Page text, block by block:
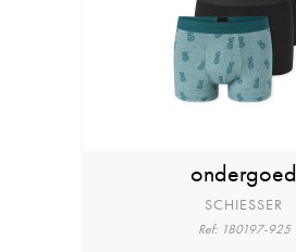
ondergoed
SCHIESSER
Ref: 180197-925